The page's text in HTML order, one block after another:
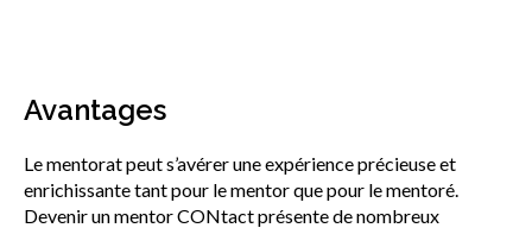
Avantages
Le mentorat peut s’avérer une expérience précieuse et
enrichissante tant pour le mentor que pour le mentoré.
Devenir un mentor CONtact présente de nombreux